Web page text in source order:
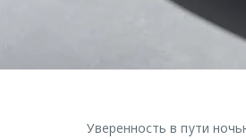
Уверенность в пути